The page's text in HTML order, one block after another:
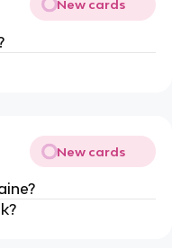
New cards
New cards